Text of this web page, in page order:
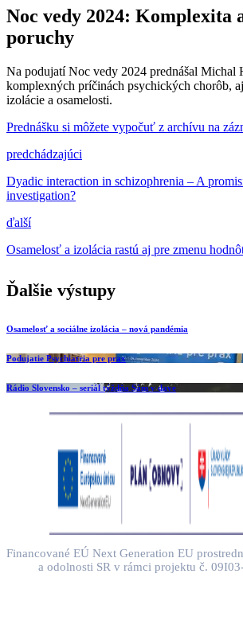
Noc vedy 2024: Komplexita
poruchy
Na podujatí Noc vedy 2024 prednášal Michal
komplexných príčinách psychických chorôb,
izolácie a osamelosti.
Prednášku si môžete vypočuť z archívu na
Navigácia
v
článku
predchádzajúci
Dyadic interaction in schizophrenia – A
investigation?
ďalší
Osamelosť a izolácia rastú aj pre zmenu
Ďalšie výstupy
Osamelosť a sociálne izolácia – nová pandémia
Podujatie Psychiatria pre prax
Rádio Slovensko – seriál týždňa Sám v dave
Financované EÚ Next Generation EU
a odolnosti SR v rámci projektu č.